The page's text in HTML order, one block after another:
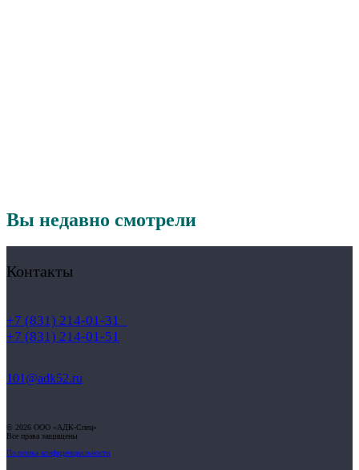
Вы недавно смотрели
Контакты
+7 (831) 214-01-31
+7 (831) 214-01-51
101@adk52.ru
© 2026 ООО «АДК-Спец»
Все права защищены
Политика конфиденциальности